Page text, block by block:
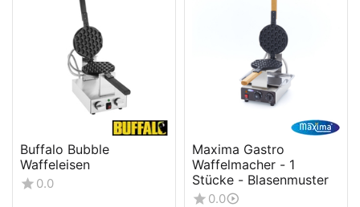
Buffalo Bubble
Waffeleisen
0.0
Maxima Gastro
Waffelmacher - 1
Stücke - Blasenmuster
0.0